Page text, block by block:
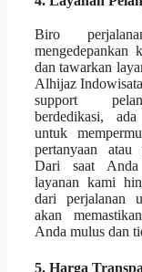
Biro
mengedepankan
dan tawarkan
Alhijaz
support
berdedikasi,
untuk
pertanyaan atau
Dari saat Anda
layanan kami
dari perjalanan
akan
Anda mulus dan
5. Harga